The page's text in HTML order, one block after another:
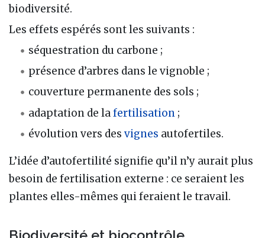
biodiversité.
Les effets espérés sont les suivants :
séquestration du carbone ;
présence d’arbres dans le vignoble ;
couverture permanente des sols ;
adaptation de lafertilisation ;
évolution vers desvignes autofertiles.
L’idée d’autofertilité signifie qu’il n’y aurait plus
besoin de fertilisation externe : ce seraient les
plantes elles-mêmes qui feraient le travail.
Biodiversité et biocontrôle